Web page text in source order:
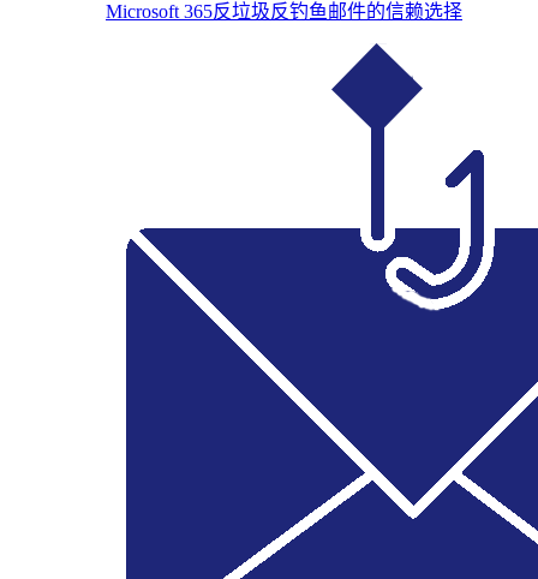
Microsoft 365反垃圾反钓鱼邮件的信赖选择